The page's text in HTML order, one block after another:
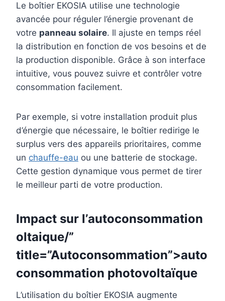
Le boîtier EKOSIA utilise une technologie
avancée pour réguler l’énergie provenant de
votre panneau solaire. Il ajuste en temps réel
la distribution en fonction de vos besoins et de
la production disponible. Grâce à son interface
intuitive, vous pouvez suivre et contrôler votre
consommation facilement.
Par exemple, si votre installation produit plus
d’énergie que nécessaire, le boîtier redirige le
surplus vers des appareils prioritaires, comme
un chauffe-eau ou une batterie de stockage.
Cette gestion dynamique vous permet de tirer
le meilleur parti de votre production.
Impact sur l’autoconsommation
oltaique/”
title=”Autoconsommation”>auto
consommation photovoltaïque
L’utilisation du boîtier EKOSIA augmente